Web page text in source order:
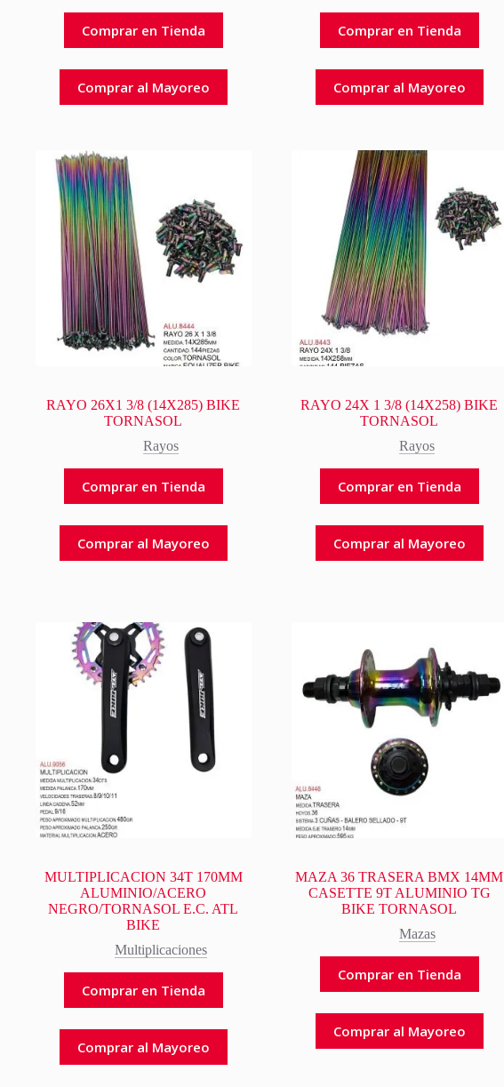
Comprar en Tienda
Comprar al Mayoreo
Comprar en Tienda
Comprar al Mayoreo
RAYO 26X1 3/8 (14X285) BIKE
TORNASOL
Rayos
Comprar en Tienda
Comprar al Mayoreo
RAYO 24X 1 3/8 (14X258) BIKE
TORNASOL
Rayos
Comprar en Tienda
Comprar al Mayoreo
MULTIPLICACION 34T 170MM
ALUMINIO/ACERO
NEGRO/TORNASOL E.C. ATL
BIKE
Multiplicaciones
Comprar en Tienda
Comprar al Mayoreo
MAZA 36 TRASERA BMX 14MM
CASETTE 9T ALUMINIO TG
BIKE TORNASOL
Mazas
Comprar en Tienda
Comprar al Mayoreo